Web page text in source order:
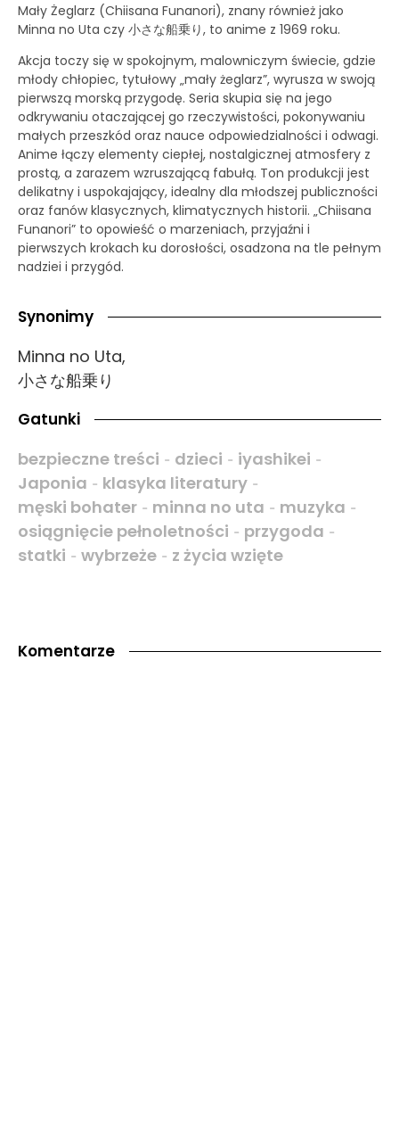
Mały Żeglarz (Chiisana Funanori), znany również jako
Minna no Uta czy 小さな船乗り, to anime z 1969 roku.
Akcja toczy się w spokojnym, malowniczym świecie, gdzie
młody chłopiec, tytułowy „mały żeglarz”, wyrusza w swoją
pierwszą morską przygodę. Seria skupia się na jego
odkrywaniu otaczającej go rzeczywistości, pokonywaniu
małych przeszkód oraz nauce odpowiedzialności i odwagi.
Anime łączy elementy ciepłej, nostalgicznej atmosfery z
prostą, a zarazem wzruszającą fabułą. Ton produkcji jest
delikatny i uspokajający, idealny dla młodszej publiczności
oraz fanów klasycznych, klimatycznych historii. „Chiisana
Funanori” to opowieść o marzeniach, przyjaźni i
pierwszych krokach ku dorosłości, osadzona na tle pełnym
nadziei i przygód.
Synonimy
Minna no Uta,
小さな船乗り
Gatunki
bezpieczne treści - dzieci - iyashikei -
Japonia - klasyka literatury -
męski bohater - minna no uta - muzyka -
osiągnięcie pełnoletności - przygoda -
statki - wybrzeże - z życia wzięte
Komentarze